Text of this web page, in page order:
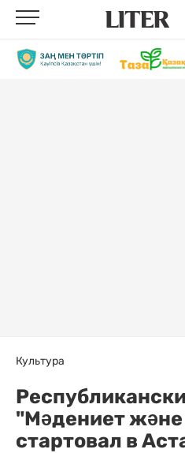
Культура
"Мәдениет
стартовал в